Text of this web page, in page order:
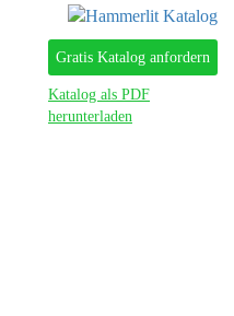
Gratis Katalog anfordern
Katalog als PDF
herunterladen